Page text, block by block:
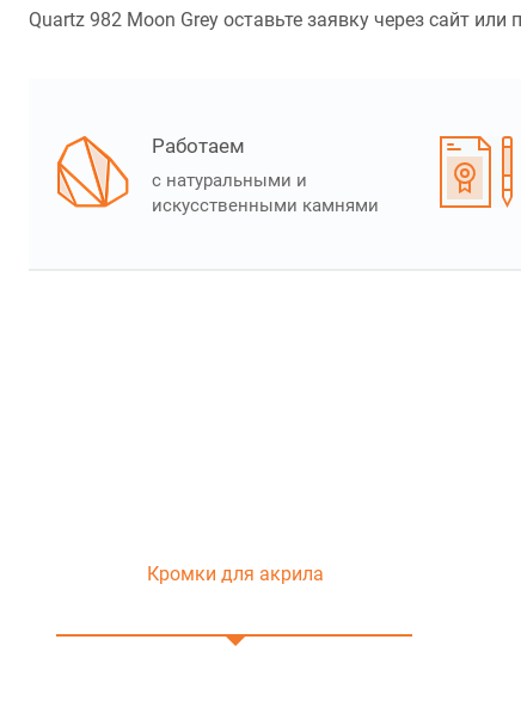
Quartz 982 Moon Grey оставьте заявку через сайт или
Работаем
с натуральными и
искусственными камнями
Кромки для акрила